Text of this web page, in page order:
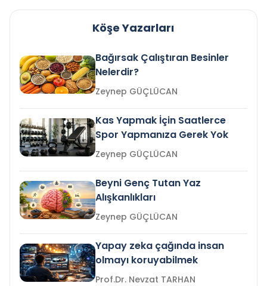
Köşe Yazarları
Bağırsak Çalıştıran Besinler
Nelerdir?
Zeynep GÜÇLÜCAN
Kas Yapmak İçin Saatlerce
Spor Yapmanıza Gerek Yok
Zeynep GÜÇLÜCAN
Beyni Genç Tutan Yaz
Alışkanlıkları
Zeynep GÜÇLÜCAN
Yapay zeka çağında insan
olmayı koruyabilmek
Prof.Dr. Nevzat TARHAN